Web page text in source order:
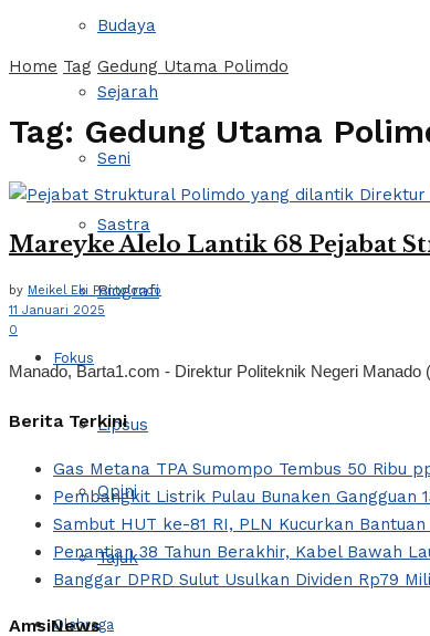
Budaya
Sejarah
Seni
Sastra
Biografi
Fokus
Lipsus
Opini
Tajuk
Olahraga
Home Tag Gedung Utama Polimdo
Tag: Gedung Utama
Mareyke Alelo Lantik 68 Pejabat
by Meikel Eki Pontolondo
11 Januari 2025
0
Manado, Barta1.com - Direktur Politeknik Negeri
Berita Terkini
Gas Metana TPA Sumompo Tembus 50 Ribu
Pembangkit Listrik Pulau Bunaken Gangguan
Sambut HUT ke-81 RI, PLN Kucurkan
Penantian 38 Tahun Berakhir, Kabel Bawah
Banggar DPRD Sulut Usulkan Dividen Rp79
AmsiNews